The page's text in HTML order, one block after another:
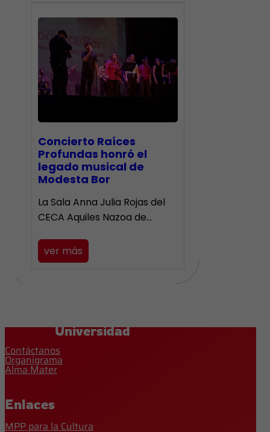
​Concierto Raíces
Profundas honró el
legado musical de
Modesta Bor
La Sala Anna Julia Rojas del
CECA Aquiles Nazoa de…
ver más
Universidad
Contáctanos
Organigrama
Alma Mater
Enlaces
MPP para la Cultura